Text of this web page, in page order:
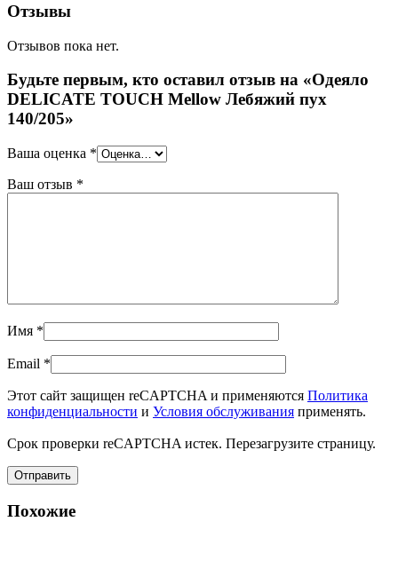
Отзывы
Отзывов пока нет.
Будьте первым, кто оставил отзыв на «Одеяло
DELICATE TOUCH Mellow Лебяжий пух
140/205»
Ваша оценка *
Ваш отзыв *
Имя *
Email *
Этот сайт защищен reCAPTCHA и применяются Политика
конфиденциальности и Условия обслуживания применять.
Срок проверки reCAPTCHA истек. Перезагрузите страницу.
Похожие